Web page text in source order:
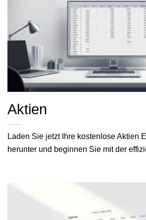
Aktien
Laden Sie jetzt Ihre kostenlose Aktien
herunter und beginnen Sie mit der